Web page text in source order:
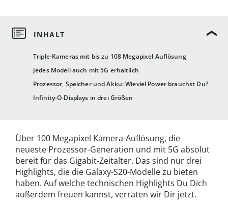
Triple-Kameras mit bis zu 108 Megapixel Auflösung
Jedes Modell auch mit 5G erhältlich
Prozessor, Speicher und Akku: Wieviel Power brauchst Du?
Infinity-O-Displays in drei Größen
Über 100 Megapixel Kamera-Auflösung, die
neueste Prozessor-Generation und mit 5G absolut
bereit für das Gigabit-Zeitalter. Das sind nur drei
Highlights, die die Galaxy-S20-Modelle zu bieten
haben. Auf welche technischen Highlights Du Dich
außerdem freuen kannst, verraten wir Dir jetzt.